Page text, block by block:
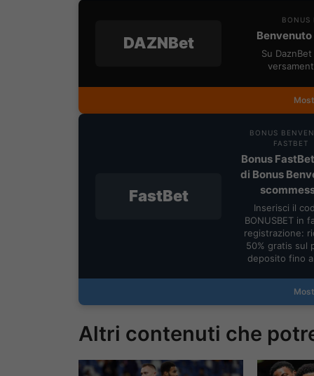
DAZNBet
BONUS
Su
FastBet
BONUS
FASTBET
Bonus
di Bonus
Inserisci il
BONUSBET in
registrazione:
50% gratis sul
deposito fino
Altri contenuti che